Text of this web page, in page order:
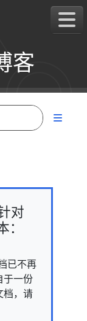
客
对
已不再
于一份
档，请